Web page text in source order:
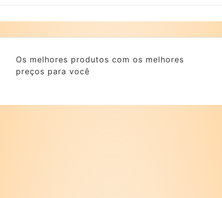
Os melhores produtos com os melhores
preços para você